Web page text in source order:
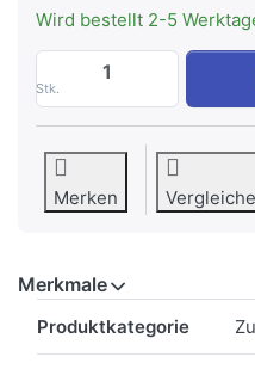
Wird bestellt 2-5
Stk.
Merken
Merkmale
Produktkategorie